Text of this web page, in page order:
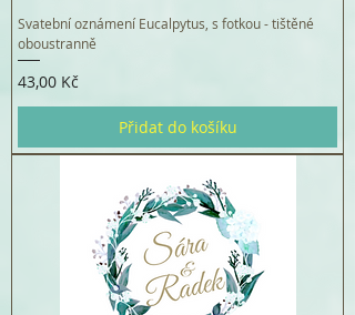
Svatební oznámení Eucalpytus, s fotkou - tištěné
oboustranně
Cena
43,00 Kč
Přidat do košíku